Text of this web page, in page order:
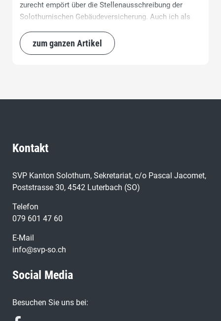
zurecht empört über die Stellenausschreibung der
Solothurnischen Gebäudeversicherung. Auch ich als
zum ganzen Artikel
Kontakt
SVP Kanton Solothurn, Sekretariat, c/o Pascal Jacomet,
Poststrasse 30, 4542 Luterbach (SO)
Telefon
079 601 47 60
E-Mail
info@svp-so.ch
Social Media
Besuchen Sie uns bei: